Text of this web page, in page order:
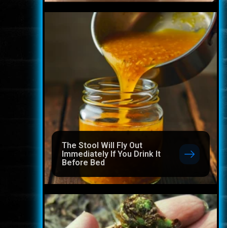
The Stool Will Fly Out
Immediately If You Drink It
Before Bed